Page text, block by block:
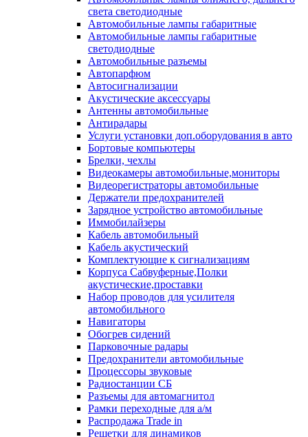
света светодиодные
Автомобильные лампы габаритные
Автомобильные лампы габаритные
светодиодные
Автомобильные разъемы
Автопарфюм
Автосигнализации
Акустические аксессуары
Антенны автомобильные
Антирадары
Услуги установки доп.оборудования в авто
Бортовые компьютеры
Брелки, чехлы
Видеокамеры автомобильные,мониторы
Видеорегистраторы автомобильные
Держатели предохранителей
Зарядное устройство автомобильные
Иммобилайзеры
Кабель автомобильный
Кабель акустический
Комплектующие к сигнализациям
Корпуса Сабвуферные,Полки
акустические,проставки
Набор проводов для усилителя
автомобильного
Навигаторы
Обогрев сидений
Парковочные радары
Предохранители автомобильные
Процессоры звуковые
Радиостанции СБ
Разъемы для автомагнитол
Рамки переходные для а/м
Распродажа Trade in
Решетки для динамиков